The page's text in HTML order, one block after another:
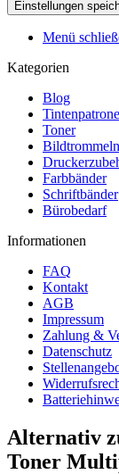
Menü
Kategorien
Blog
Toner
Bildtrommeln
Farbbänder
Schriftbänder
Bürobedarf
Informationen
FAQ
Kontakt
AGB
Impressum
Zahlung &
Datenschutz
Alternativ
Toner